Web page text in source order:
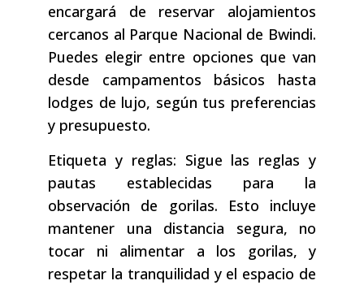
encargará de reservar alojamientos
cercanos al Parque Nacional de Bwindi.
Puedes elegir entre opciones que van
desde campamentos básicos hasta
lodges de lujo, según tus preferencias
y presupuesto.
Etiqueta y reglas: Sigue las reglas y
pautas establecidas para la
observación de gorilas. Esto incluye
mantener una distancia segura, no
tocar ni alimentar a los gorilas, y
respetar la tranquilidad y el espacio de